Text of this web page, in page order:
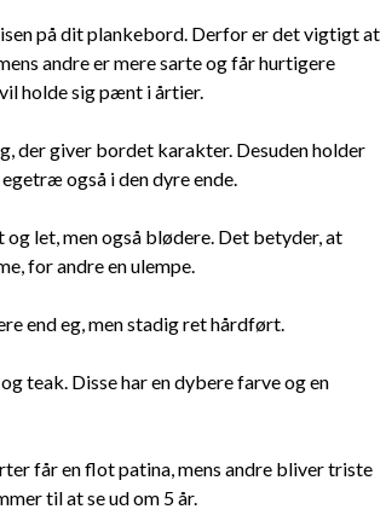
på dit plankebord. Derfor er det vigtigt at
andre er mere sarte og får hurtigere
holde sig pænt i årtier.
der giver bordet karakter. Desuden holder
også i den dyre ende.
let, men også blødere. Det betyder, at
for andre en ulempe.
end eg, men stadig ret hårdført.
teak. Disse har en dybere farve og en
får en flot patina, mens andre bliver triste
til at se ud om 5 år.